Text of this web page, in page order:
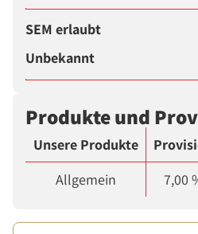
SEM erlaubt
Unbekannt
Produkte und
Unsere Produkte
Allgemein
7,00